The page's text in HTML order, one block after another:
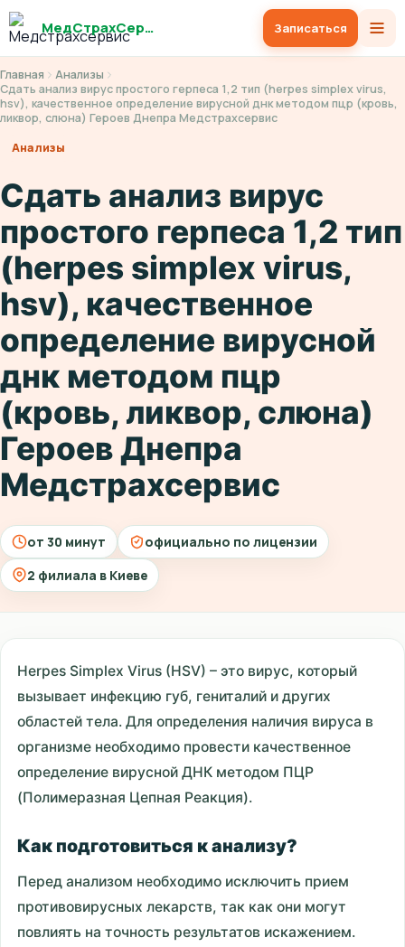
МедСтрахСервис Записаться
Главная
Анализы
Сдать анализ вирус простого герпеса 1,2 тип (herpes simplex virus,
hsv), качественное определение вирусной днк методом пцр (кровь,
ликвор, слюна) Героев Днепра Медстрахсервис
Анализы
Сдать анализ вирус
простого герпеса 1,2 тип
(herpes simplex virus,
hsv), качественное
определение вирусной
днк методом пцр
(кровь, ликвор, слюна)
Героев Днепра
Медстрахсервис
от 30 минут
официально по лицензии
2 филиала в Киеве
Herpes Simplex Virus (HSV) – это вирус, который
вызывает инфекцию губ, гениталий и других
областей тела. Для определения наличия вируса в
организме необходимо провести качественное
определение вирусной ДНК методом ПЦР
(Полимеразная Цепная Реакция).
Как подготовиться к анализу?
Перед анализом необходимо исключить прием
противовирусных лекарств, так как они могут
повлиять на точность результатов искажением.